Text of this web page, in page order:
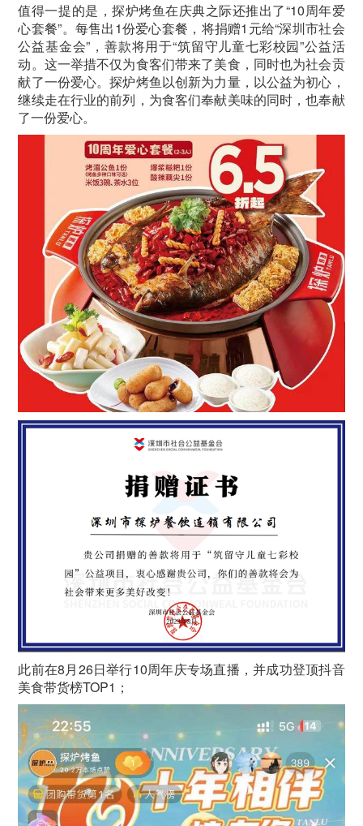
值得一提的是，探炉烤鱼在庆典之际还推出了“10周年爱
心套餐”。每售出1份爱心套餐，将捐赠1元给“深圳市社会
公益基金会”，善款将用于“筑留守儿童七彩校园”公益活
动。这一举措不仅为食客们带来了美食，同时也为社会贡
献了一份爱心。探炉烤鱼以创新为力量，以公益为初心，
继续走在行业的前列，为食客们奉献美味的同时，也奉献
了一份爱心。
此前在8月26日举行10周年庆专场直播，并成功登顶抖音
美食带货榜TOP1；